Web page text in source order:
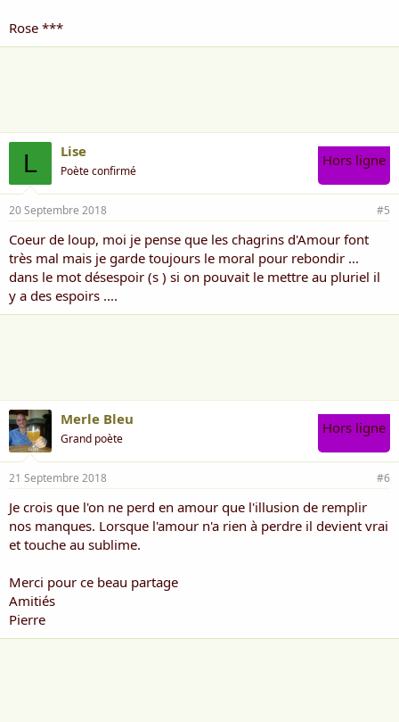
Rose ***
L Lise
Poète confirmé
Hors ligne
20 Septembre 2018 #5
Coeur de loup, moi je pense que les chagrins d'Amour font
très mal mais je garde toujours le moral pour rebondir ...
dans le mot désespoir (s ) si on pouvait le mettre au pluriel il
y a des espoirs ....
Merle Bleu
Grand poète
Hors ligne
21 Septembre 2018 #6
Je crois que l'on ne perd en amour que l'illusion de remplir
nos manques. Lorsque l'amour n'a rien à perdre il devient vrai
et touche au sublime.
Merci pour ce beau partage
Amitiés
Pierre